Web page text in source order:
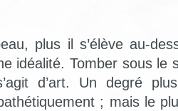
plus il s’élève au-
idéalité. Tomber sous le
d’art. Un degré
; mais le